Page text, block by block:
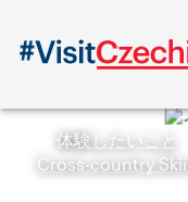
体験したいこと
Cross-country